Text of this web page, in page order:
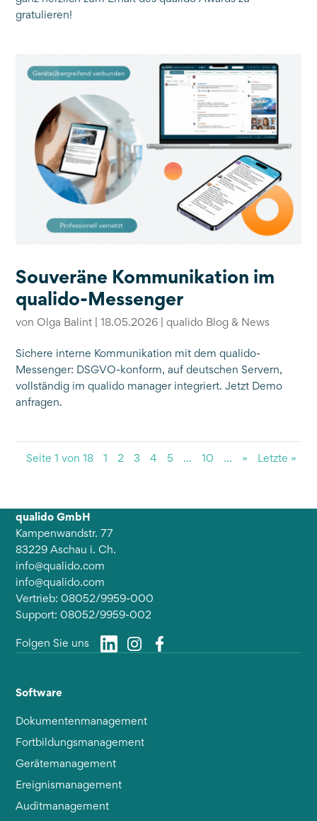
gratulieren!
Souveräne Kommunikation im
qualido-Messenger
vonOlga Balint |18.05.2026 |qualido Blog & News
Sichere interne Kommunikation mit dem qualido-
Messenger: DSGVO-konform, auf deutschen Servern,
vollständig im qualido manager integriert. Jetzt Demo
anfragen.
Seite 1 von 18 1 2 3 4 5 ... 10 ... » Letzte »
qualido GmbH
Kampenwandstr. 77
83229 Aschau i. Ch.
info@qualido.com
info@qualido.com
Vertrieb: 08052/9959-000
Support: 08052/9959-002
Folgen Sie uns
Software
Dokumentenmanagement
Fortbildungsmanagement
Gerätemanagement
Ereignismanagement
Auditmanagement